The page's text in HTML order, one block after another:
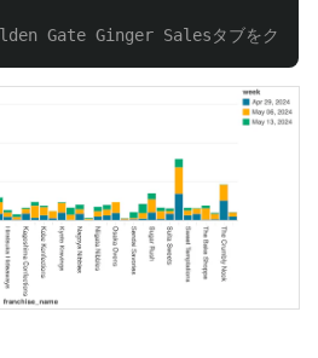
Gate Ginger Salesタブをクリッ